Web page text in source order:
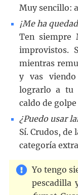
Muy sencillo:
¡Me ha
Ten siempre
improvistos.
mientras
y vas
lograrlo a tu
caldo de golpe
¿Puedo usar
Sí. Crudos, de
categoría
Yo tengo
pescadilla